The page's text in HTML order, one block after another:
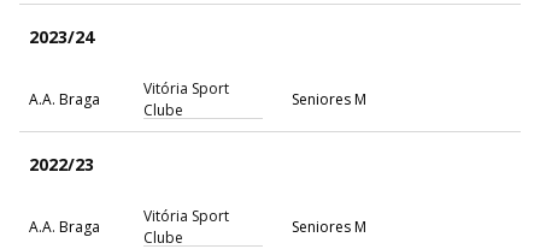
2023/24
A.A. Braga
Vitória Sport
Clube
Seniores M
2022/23
A.A. Braga
Vitória Sport
Clube
Seniores M